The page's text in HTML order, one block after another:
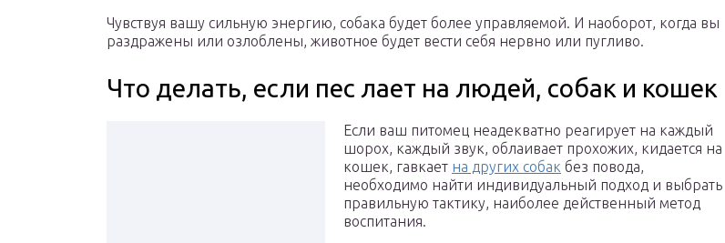
Чувствуя вашу сильную энергию, собака будет более управляемой. И наоборот, когда вы
раздражены или озлоблены, животное будет вести себя нервно или пугливо.
Что делать, если пес лает на людей, собак и кошек
Если ваш питомец неадекватно реагирует на каждый
шорох, каждый звук, облаивает прохожих, кидается на
кошек, гавкает на других собак без повода,
необходимо найти индивидуальный подход и выбрать
правильную тактику, наиболее действенный метод
воспитания.